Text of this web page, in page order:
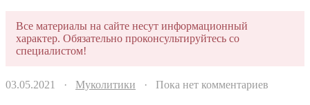
Все материалы на сайте несут информационный
характер. Обязательно проконсультируйтесь со
специалистом!
03.05.2021 · Муколитики · Пока нет комментариев